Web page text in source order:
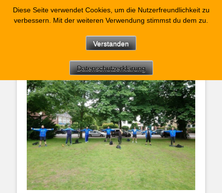
Kendo-Eilbeck
Kendo im TH-Eilbeck Hamburg
Facebook
E-
Mail
YouTube
Diese Seite verwendet Cookies, um die Nutzerfreundlichkeit zu
verbessern. Mit der weiteren Verwendung stimmst du dem zu.
Verstanden
Datenschutzerklärung